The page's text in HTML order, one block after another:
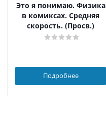
Это я понимаю. Физика
в комиксах. Средняя
скорость. (Просв.)
Подробнее